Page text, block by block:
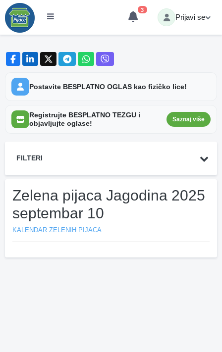
3
Prijavi se
Postavite BESPLATNO OGLAS kao fizičko lice!
Registrujte BESPLATNO TEZGU i
objavljujte oglase!
Saznaj više
FILTERI
Zelena pijaca Jagodina 2025
septembar 10
KALENDAR ZELENIH PIJACA